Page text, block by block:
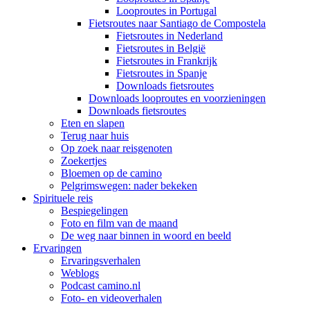
Looproutes in Portugal
Fietsroutes naar Santiago de Compostela
Fietsroutes in Nederland
Fietsroutes in België
Fietsroutes in Frankrijk
Fietsroutes in Spanje
Downloads fietsroutes
Downloads looproutes en voorzieningen
Downloads fietsroutes
Eten en slapen
Terug naar huis
Op zoek naar reisgenoten
Zoekertjes
Bloemen op de camino
Pelgrimswegen: nader bekeken
Spirituele reis
Bespiegelingen
Foto en film van de maand
De weg naar binnen in woord en beeld
Ervaringen
Ervaringsverhalen
Weblogs
Podcast camino.nl
Foto- en videoverhalen